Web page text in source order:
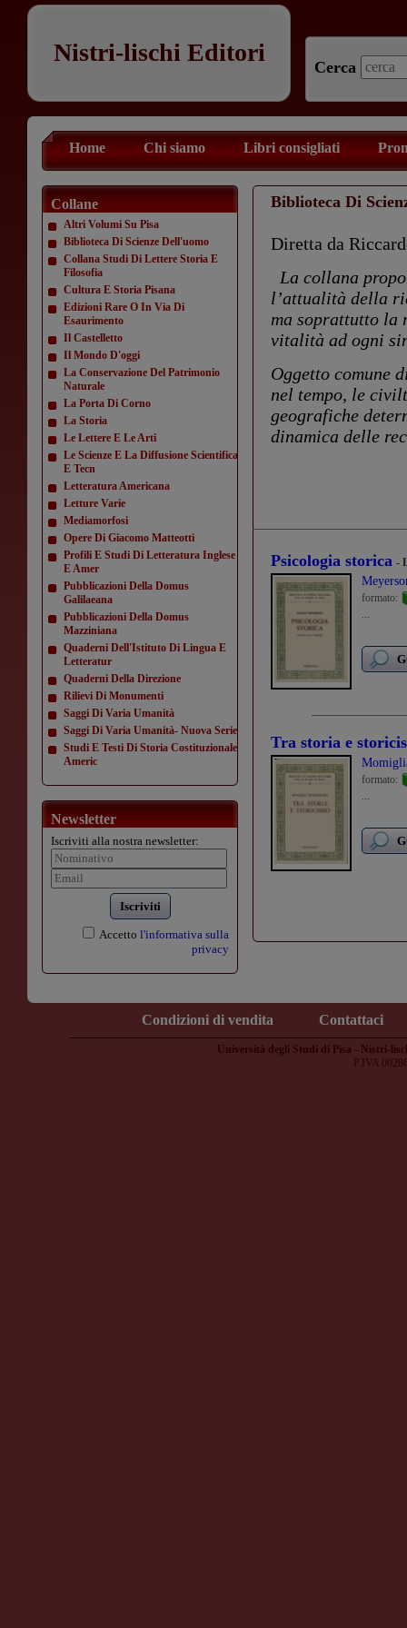
Nistri-lischi Editori
Cerca
Home Chi siamo Libri consigliati
Collane
Altri Volumi Su Pisa
Biblioteca Di Scienze Dell'uomo
Collana Studi Di Lettere Storia E
Filosofia
Cultura E Storia Pisana
Edizioni Rare O In Via Di
Esaurimento
Il Castelletto
Il Mondo D'oggi
La Conservazione Del Patrimonio
Naturale
La Porta Di Corno
La Storia
Le Lettere E Le Arti
Le Scienze E La Diffusione Scientifica
E Tecn
Letteratura Americana
Letture Varie
Mediamorfosi
Opere Di Giacomo Matteotti
Profili E Studi Di Letteratura Inglese
E Amer
Pubblicazioni Della Domus
Galilaeana
Pubblicazioni Della Domus
Mazziniana
Quaderni Dell'Istituto Di Lingua E
Letteratur
Quaderni Della Direzione
Rilievi Di Monumenti
Saggi Di Varia Umanità
Saggi Di Varia Umanità- Nuova Serie
Studi E Testi Di Storia Costituzionale
Americ
Newsletter
Iscriviti alla nostra newsletter:
Iscriviti
Accetto l'informativa sulla
privacy
Biblioteca Di
Diretta da
La collana
l’attualità della
ma soprattutto la
vitalità ad ogni
Oggetto comune
nel tempo, le
geografiche
dinamica delle
Psicologia storica -
formato:
...
Tra storia e
formato:
...
Condizioni di vendita Contattaci
Università degli Studi di Pisa - Nistri-
P.IVA